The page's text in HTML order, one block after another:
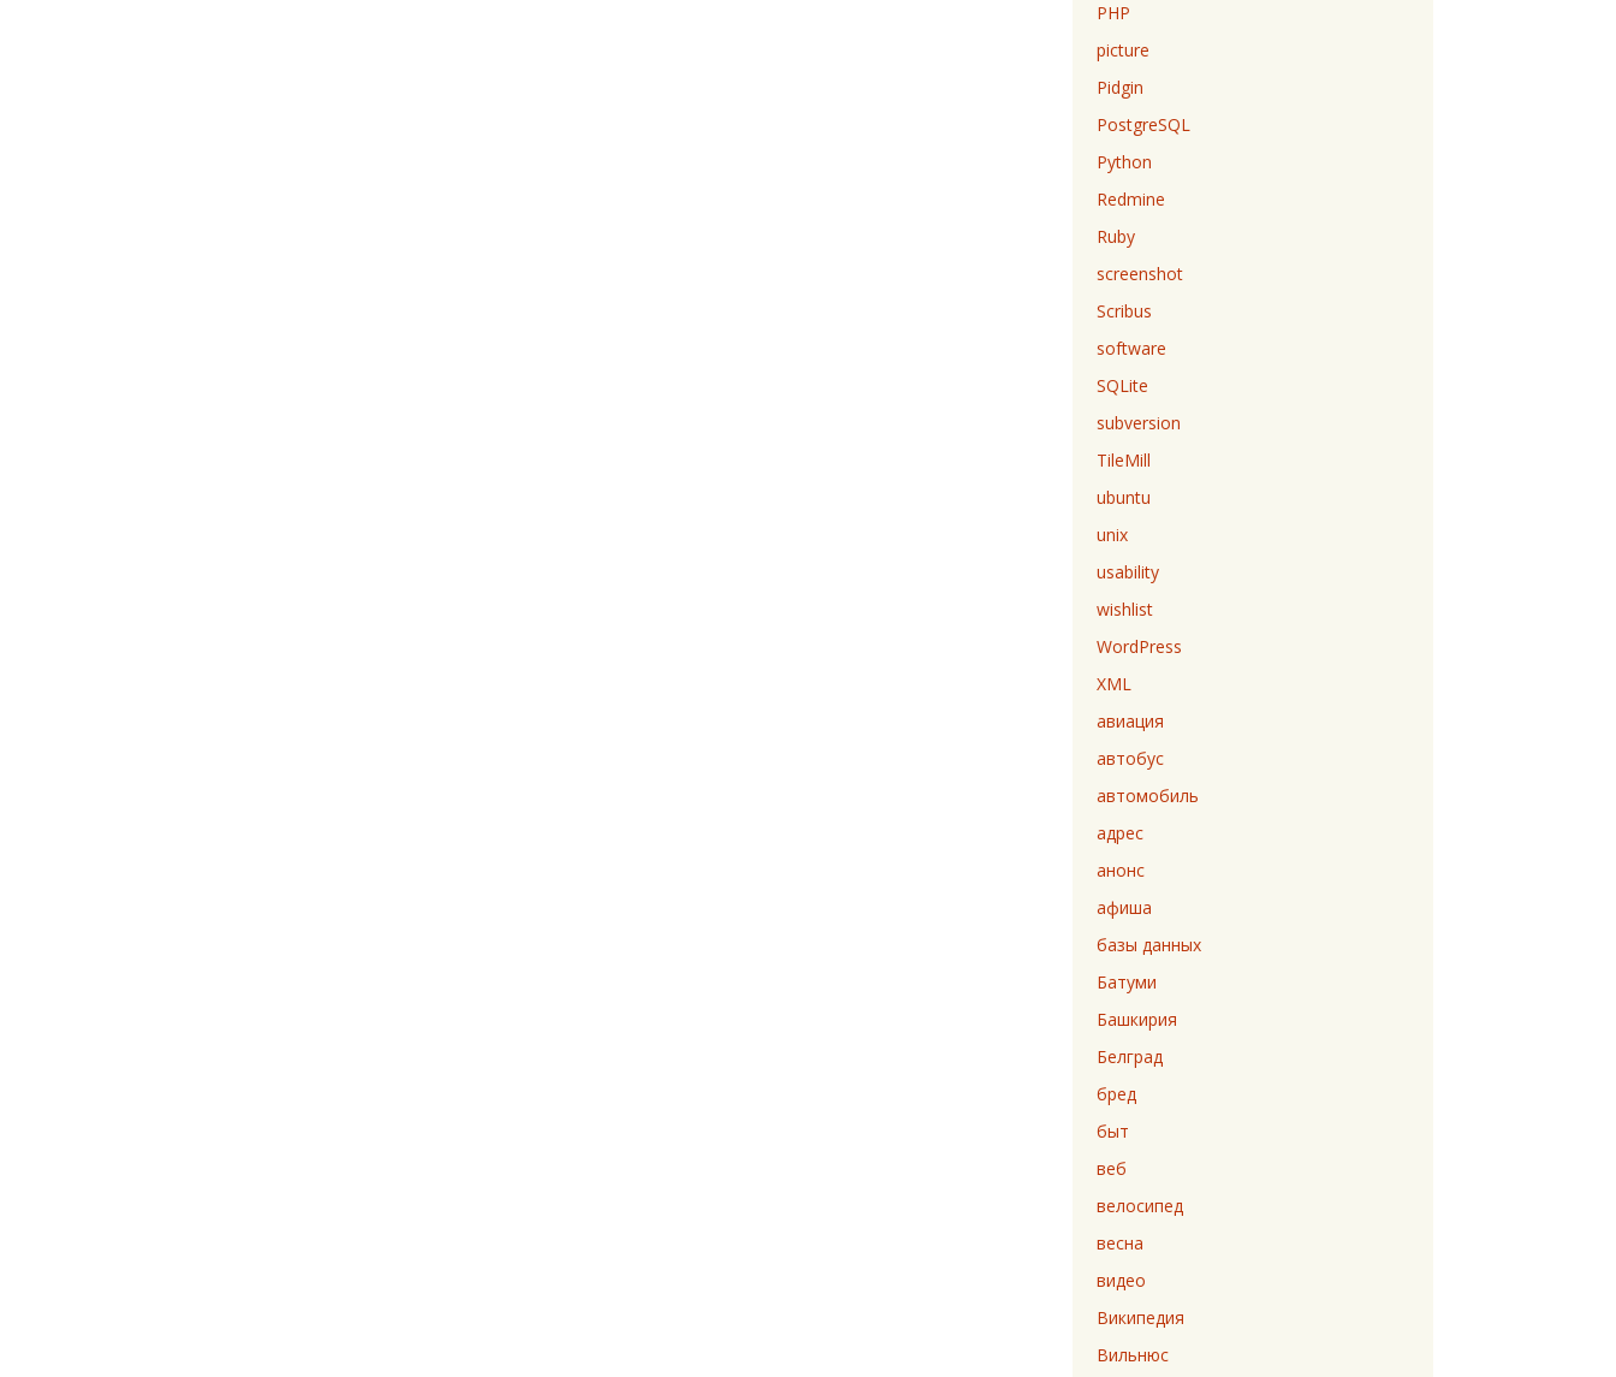
PHP
picture
Pidgin
PostgreSQL
Python
Redmine
Ruby
screenshot
Scribus
software
SQLite
subversion
TileMill
ubuntu
unix
usability
wishlist
WordPress
XML
авиация
автобус
автомобиль
адрес
анонс
афиша
базы данных
Батуми
Башкирия
Белград
бред
быт
веб
велосипед
весна
видео
Википедия
Вильнюс